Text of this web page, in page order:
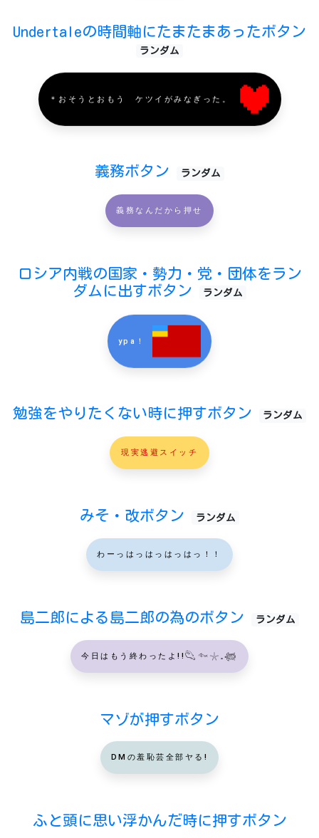
Undertaleの時間軸にたまたまあったボタン
ランダム
＊おそうとおもう ケツイがみなぎった。
義務ボタン ランダム
義務なんだから押せ
ロシア内戦の国家・勢力・党・団体をラン
ダムに出すボタン
ランダム
ypa！
勉強をやりたくない時に押すボタン ランダム
現実逃避スイッチ
みそ・改ボタン ランダム
わーっはっはっはっはっ！！
島二郎による島二郎の為のボタン ランダム
今日はもう終わったよ!!𓆡𓆜𓇼𓈒𓆉
マゾが押すボタン
DMの羞恥芸全部ヤる!
ふと頭に思い浮かんだ時に押すボタン